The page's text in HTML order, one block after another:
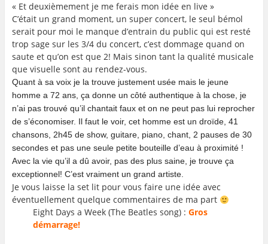
« Et deuxièmement je me ferais mon idée en live »
C’était un grand moment, un super concert, le seul bémol
serait pour moi le manque d’entrain du public qui est resté
trop sage sur les 3/4 du concert, c’est dommage quand on
saute et qu’on est que 2! Mais sinon tant la qualité musicale
que visuelle sont au rendez-vous.
Quant à sa voix je la trouve justement usée mais le jeune
homme a 72 ans, ça donne un côté authentique à la chose, je
n’ai pas trouvé qu’il chantait faux et on ne peut pas lui reprocher
de s’économiser. Il faut le voir, cet homme est un droïde, 41
chansons, 2h45 de show, guitare, piano, chant, 2 pauses de 30
secondes et pas une seule petite bouteille d’eau à proximité !
Avec la vie qu’il a dû avoir, pas des plus saine, je trouve ça
exceptionnel! C’est vraiment un grand artiste.
Je vous laisse la set lit pour vous faire une idée avec
éventuellement quelque commentaires de ma part
Eight Days a Week (The Beatles song) : Gros
démarrage!